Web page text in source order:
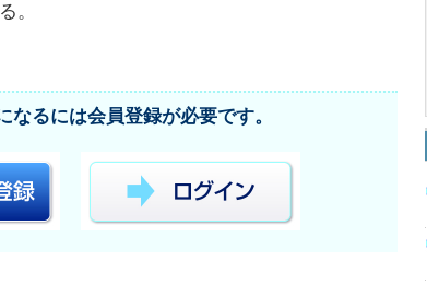
。
なるには会員登録が必要です。